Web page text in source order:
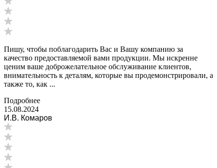
Пишу, чтобы поблагодарить Вас и Вашу компанию за
качество предоставляемой вами продукции. Мы искренне
ценим ваше доброжелательное обслуживание клиентов,
внимательность к деталям, которые вы продемонстрировали, а
также то, как ...
Подробнее
15.08.2024
И.В. Комаров